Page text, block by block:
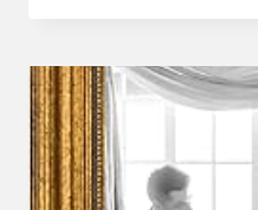
30×40
CM
IN